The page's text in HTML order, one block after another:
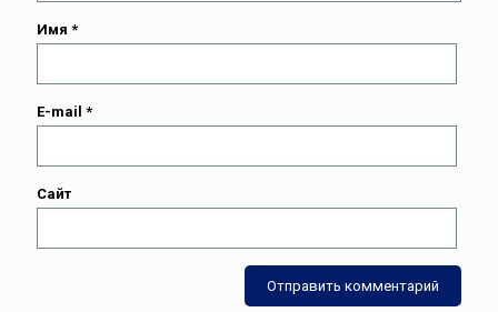
Имя *
E-mail *
Сайт